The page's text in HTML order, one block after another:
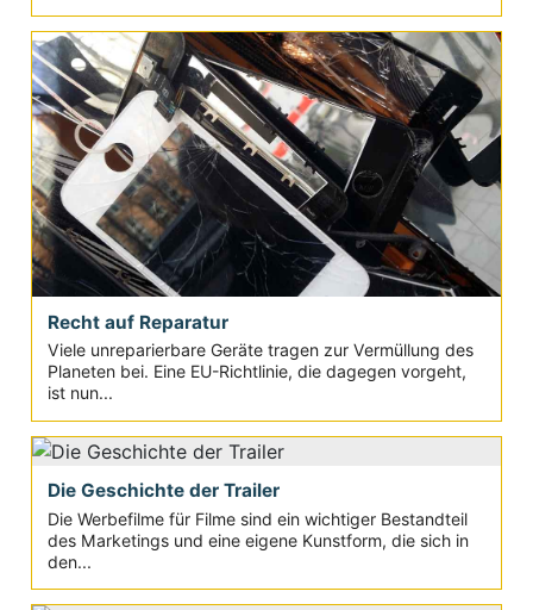
Recht auf Reparatur
Viele unreparierbare Geräte tragen zur Vermüllung des
Planeten bei. Eine EU-Richtlinie, die dagegen vorgeht,
ist nun...
Die Geschichte der Trailer
Die Werbefilme für Filme sind ein wichtiger Bestandteil
des Marketings und eine eigene Kunstform, die sich in
den...